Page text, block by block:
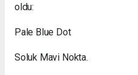
oldu:
Pale Blue Dot
Soluk Mavi Nokta.